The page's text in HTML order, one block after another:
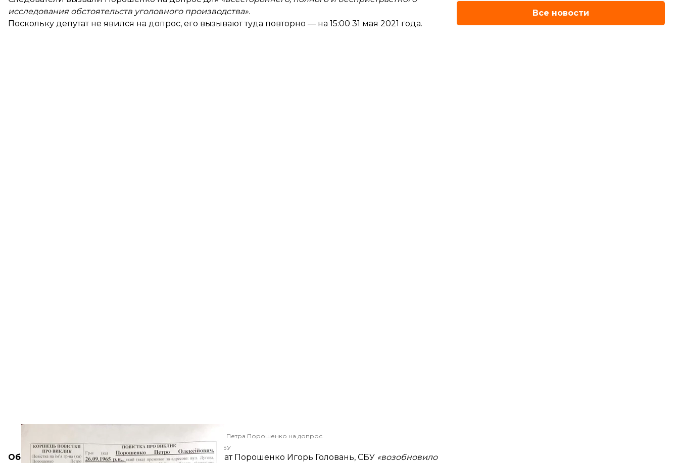
исследования обстоятельств уголовного производства».
Поскольку депутат не явился на допрос, его вызывают туда повторно — на 15:00 31 мая 2021 года.
Повторная повестка о вызове Петра Порошенко на допрос
СБУ
Обновлено в 13:30:как написалв Facebook адвокат Порошенко Игорь Головань, СБУ «возобновило
Все новости